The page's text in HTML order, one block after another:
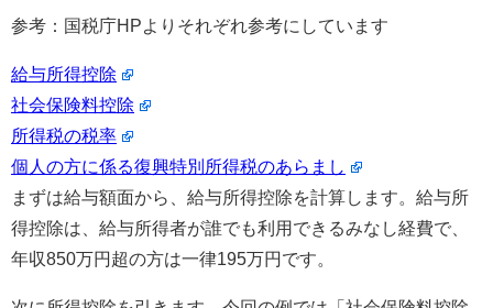
参考：国税庁HPよりそれぞれ参考にしています
給与所得控除
社会保険料控除
所得税の税率
個人の方に係る復興特別所得税のあらまし
まずは給与額面から、給与所得控除を計算します。給与所
得控除は、給与所得者が誰でも利用できるみなし経費で、
年収850万円超の方は一律195万円です。